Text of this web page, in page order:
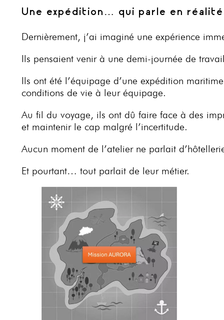
Une expédition… qui parle en réalité
Dernièrement, j’ai imaginé une expérience
Ils pensaient venir à une demi-journée de
Ils ont été l’équipage d’une expédition
conditions de vie à leur équipage.
Au fil du voyage, ils ont dû faire face à des
et maintenir le cap malgré l’incertitude.
Aucun moment de l’atelier ne parlait
Et pourtant… tout parlait de leur métier.